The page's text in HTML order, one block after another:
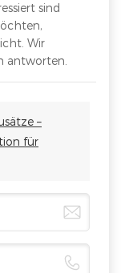
sind
Wir
antworten.
–
für